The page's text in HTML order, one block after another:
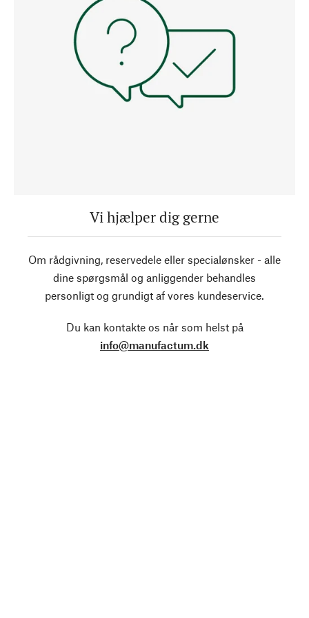
Vi hjælper dig gerne
Om rådgivning, reservedele eller specialønsker - alle
dine spørgsmål og anliggender behandles
personligt og grundigt af vores kundeservice.
Du kan kontakte os når som helst på
info@manufactum.dk